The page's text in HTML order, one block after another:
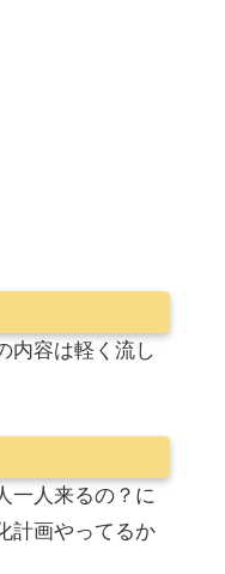
内容は軽く流し
一人来るの？に
計画やってるか